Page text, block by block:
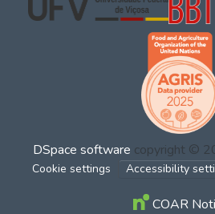
DSpace software copyright ©
Cookie settings Accessibility
COAR